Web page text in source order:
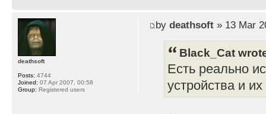
by deathsoft» 13 Mar
Black_Cat
Есть реально
устройства и
deathsoft
Posts: 4744
Joined: 07 Apr 2007, 00:58
Group: Registered users